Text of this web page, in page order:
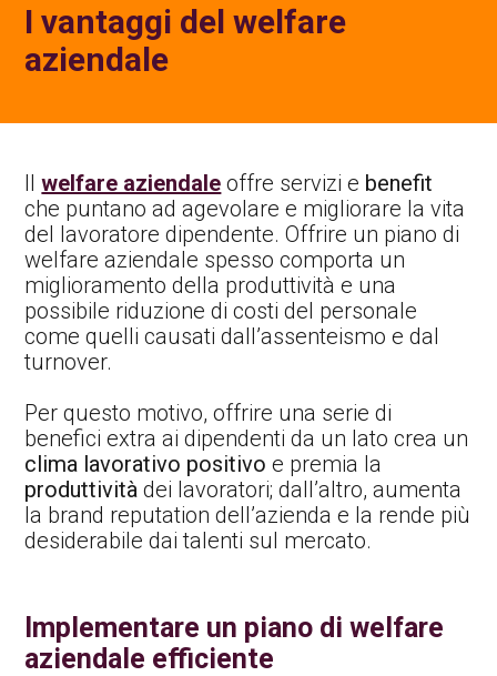
I vantaggi del welfare
aziendale
Ilwelfare aziendale offre servizi e benefit
che puntano ad agevolare e migliorare la vita
del lavoratore dipendente. Offrire un piano di
welfare aziendale spesso comporta un
miglioramento della produttività e una
possibile riduzione di costi del personale
come quelli causati dall’assenteismo e dal
turnover.
Per questo motivo, offrire una serie di
benefici extra ai dipendenti da un lato crea un
clima lavorativo positivo e premia la
produttività dei lavoratori; dall’altro, aumenta
la brand reputation dell’azienda e la rende più
desiderabile dai talenti sul mercato.
Implementare un piano di welfare
aziendale efficiente